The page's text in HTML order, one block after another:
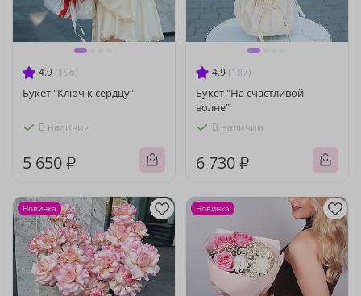
4.9 (196)
Букет "Ключ к сердцу"
В наличии
5 650 ₽
4.9 (187)
Букет "На счастливой
волне"
В наличии
6 730 ₽
Новинка Новинка